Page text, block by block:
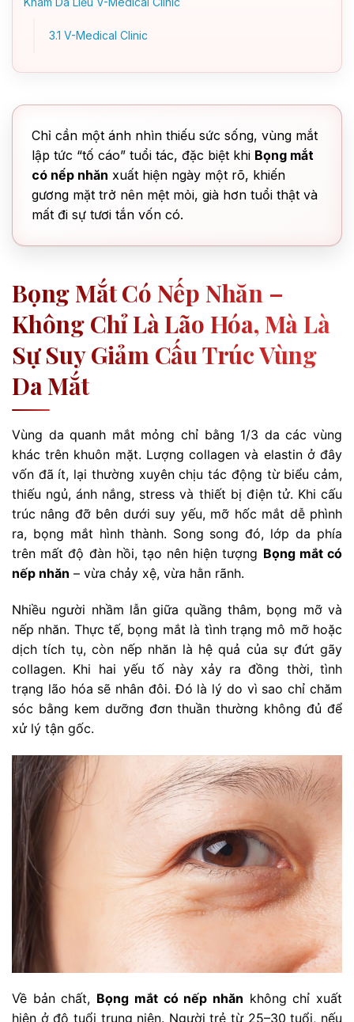
3.1 V-Medical Clinic
Chỉ cần một ánh nhìn thiếu sức sống, vùng mắt
lập tức “tố cáo” tuổi tác, đặc biệt khi Bọng mắt
có nếp nhăn xuất hiện ngày một rõ, khiến
gương mặt trở nên mệt mỏi, già hơn tuổi thật và
mất đi sự tươi tắn vốn có.
Bọng Mắt Có Nếp Nhăn –
Không Chỉ Là Lão Hóa, Mà Là
Sự Suy Giảm Cấu Trúc Vùng
Da Mắt
Vùng da quanh mắt mỏng chỉ bằng 1/3 da các vùng
khác trên khuôn mặt. Lượng collagen và elastin ở đây
vốn đã ít, lại thường xuyên chịu tác động từ biểu cảm,
thiếu ngủ, ánh nắng, stress và thiết bị điện tử. Khi cấu
trúc nâng đỡ bên dưới suy yếu, mỡ hốc mắt dễ phình
ra, bọng mắt hình thành. Song song đó, lớp da phía
trên mất độ đàn hồi, tạo nên hiện tượng Bọng mắt có
nếp nhăn – vừa chảy xệ, vừa hằn rãnh.
Nhiều người nhầm lẫn giữa quầng thâm, bọng mỡ và
nếp nhăn. Thực tế, bọng mắt là tình trạng mô mỡ hoặc
dịch tích tụ, còn nếp nhăn là hệ quả của sự đứt gãy
collagen. Khi hai yếu tố này xảy ra đồng thời, tình
trạng lão hóa sẽ nhân đôi. Đó là lý do vì sao chỉ chăm
sóc bằng kem dưỡng đơn thuần thường không đủ để
xử lý tận gốc.
Về bản chất, Bọng mắt có nếp nhăn không chỉ xuất
hiện ở độ tuổi trung niên. Người trẻ từ 25–30 tuổi, nếu